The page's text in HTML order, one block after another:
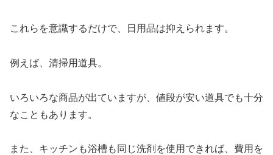
これらを意識するだけで、日用品は抑えられます。
例えば、清掃用道具。
いろいろな商品が出ていますが、値段が安い道具でも十分
なこともあります。
また、キッチンも浴槽も同じ洗剤を使用できれば、費用を